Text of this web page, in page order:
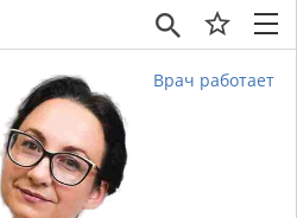
×
Врач работает